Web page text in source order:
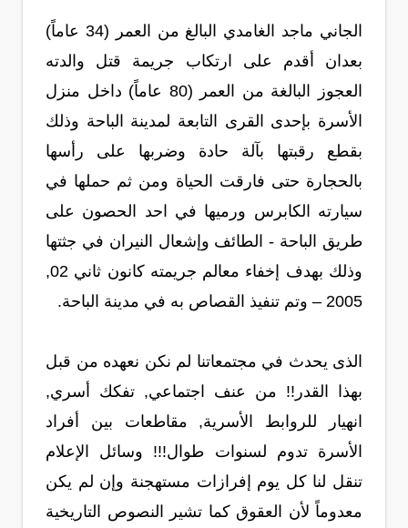
الجاني ماجد الغامدي البالغ من العمر (34 عاماً)
بعدان أقدم على ارتكاب جريمة قتل والدته
العجوز البالغة من العمر (80 عاماً) داخل منزل
الأسرة بإحدى القرى التابعة لمدينة الباحة وذلك
بقطع رقبتها بآلة حادة وضربها على رأسها
بالحجارة حتى فارقت الحياة ومن ثم حملها في
سيارته الكابرس ورميها في احد الحصون على
طريق الباحة - الطائف وإشعال النيران في جثتها
وذلك بهدف إخفاء معالم جريمته كانون ثاني 02,
2005 – وتم تنفيذ القصاص به في مدينة الباحة.
الذى يحدث في مجتمعاتنا لم نكن نعهده من قبل
بهذا القدر!! من عنف اجتماعي, تفكك أسري,
انهيار للروابط الأسرية, مقاطعات بين أفراد
الأسرة تدوم لسنوات طوال!!! وسائل الإعلام
تنقل لنا كل يوم إفرازات مستهجنة وإن لم يكن
معدوماً لأن العقوق كما تشير النصوص التاريخية